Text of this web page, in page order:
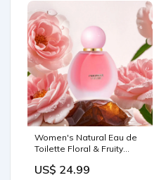
Women's Natural Eau de
Toilette Floral & Fruity
US$ 24.99